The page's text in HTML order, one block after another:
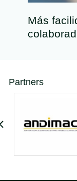
Más
Partners